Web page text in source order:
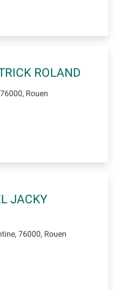
ROLAND
Rouen
JACKY
76000, Rouen